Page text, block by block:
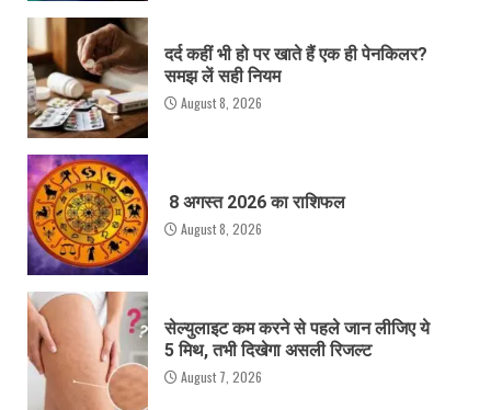
दर्द कहीं भी हो पर खाते हैं एक ही पेनकिलर?
समझ लें सही नियम
August 8, 2026
8 अगस्त 2026 का राशिफल
August 8, 2026
सेल्युलाइट कम करने से पहले जान लीजिए ये
5 मिथ, तभी दिखेगा असली रिजल्ट
August 7, 2026